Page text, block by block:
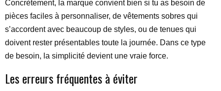
Concrètement, la marque convient bien si tu as besoin de
pièces faciles à personnaliser, de vêtements sobres qui
s’accordent avec beaucoup de styles, ou de tenues qui
doivent rester présentables toute la journée. Dans ce type
de besoin, la simplicité devient une vraie force.
Les erreurs fréquentes à éviter